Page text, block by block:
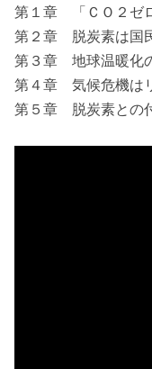
第１章 「ＣＯ２ゼ
第２章 脱炭素は国
第３章 地球温暖化
第４章 気候危機は
第５章 脱炭素との